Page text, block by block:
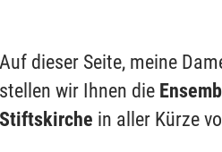
Auf dieser Seite, meine
stellen wir Ihnen die
Stiftskirche in aller Kürze